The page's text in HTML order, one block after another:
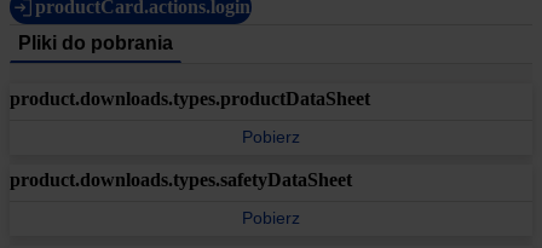
productCard.actions.login
Pliki do pobrania
product.downloads.types.productDataSheet
Pobierz
product.downloads.types.safetyDataSheet
Pobierz